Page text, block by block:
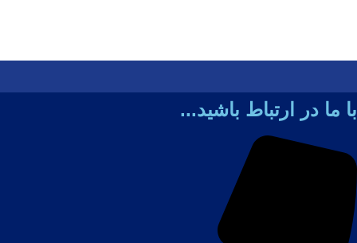
با ما در ارتباط باشید...